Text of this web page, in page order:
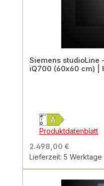
Siemens studioLine
iQ700 (60x60 cm) |
Produktdatenblatt
2.498,00 €
Lieferzeit: 5 Werktage